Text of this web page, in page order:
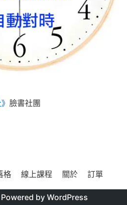
臉書社團
格 線上課程 關於 訂單
Powered byWordPress